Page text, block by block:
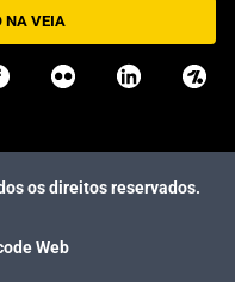
NA VEIA
os direitos reservados.
Web